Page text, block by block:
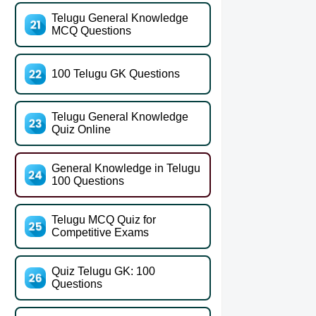
Telugu General Knowledge
MCQ Questions
100 Telugu GK Questions
Telugu General Knowledge
Quiz Online
General Knowledge in Telugu
100 Questions
Telugu MCQ Quiz for
Competitive Exams
Quiz Telugu GK: 100
Questions